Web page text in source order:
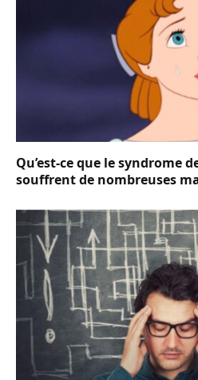
Qu’est-ce que le syndrome
souffrent de nombreuses